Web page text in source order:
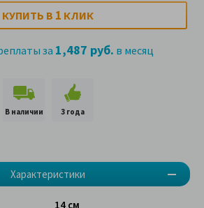
КУПИТЬ В 1 КЛИК
за 1,487 руб. в месяц
В наличии 3 года
Характеристики
14 см